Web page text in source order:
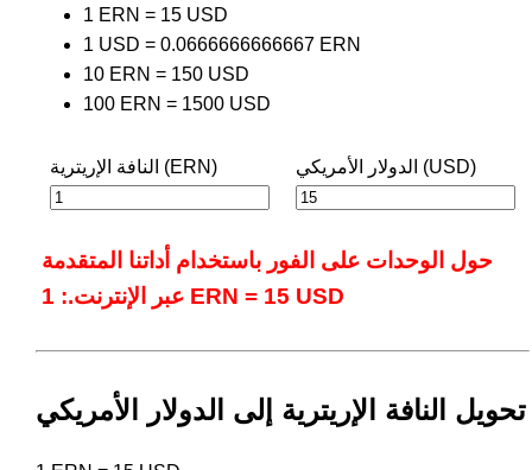
1 ERN = 15 USD
1 USD = 0.0666666666667 ERN
10 ERN = 150 USD
100 ERN = 1500 USD
النافة الإريترية (ERN) الدولار الأمريكي (USD)
حول الوحدات على الفور باستخدام أداتنا المتقدمة
عبر الإنترنت.: 1 ERN = 15 USD
تحويل النافة الإريترية إلى الدولار الأمريكي